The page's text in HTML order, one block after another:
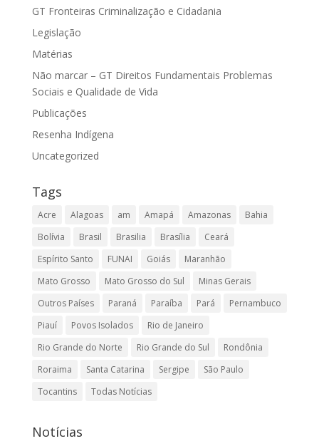
GT Fronteiras Criminalização e Cidadania
Legislação
Matérias
Não marcar – GT Direitos Fundamentais Problemas
Sociais e Qualidade de Vida
Publicações
Resenha Indígena
Uncategorized
Tags
Acre Alagoas am Amapá Amazonas
Bahia
Bolívia
Brasil Brasilia Brasília
Ceará
Espírito Santo
FUNAI Goiás
Maranhão
Mato Grosso
Mato Grosso do Sul
Minas Gerais
Outros Países
Paraná Paraíba Pará
Pernambuco
Piauí
Povos Isolados
Rio de Janeiro
Rio Grande do Norte
Rio Grande do Sul
Rondônia
Roraima
Santa Catarina Sergipe
São Paulo
Tocantins
Todas Notícias
Notícias